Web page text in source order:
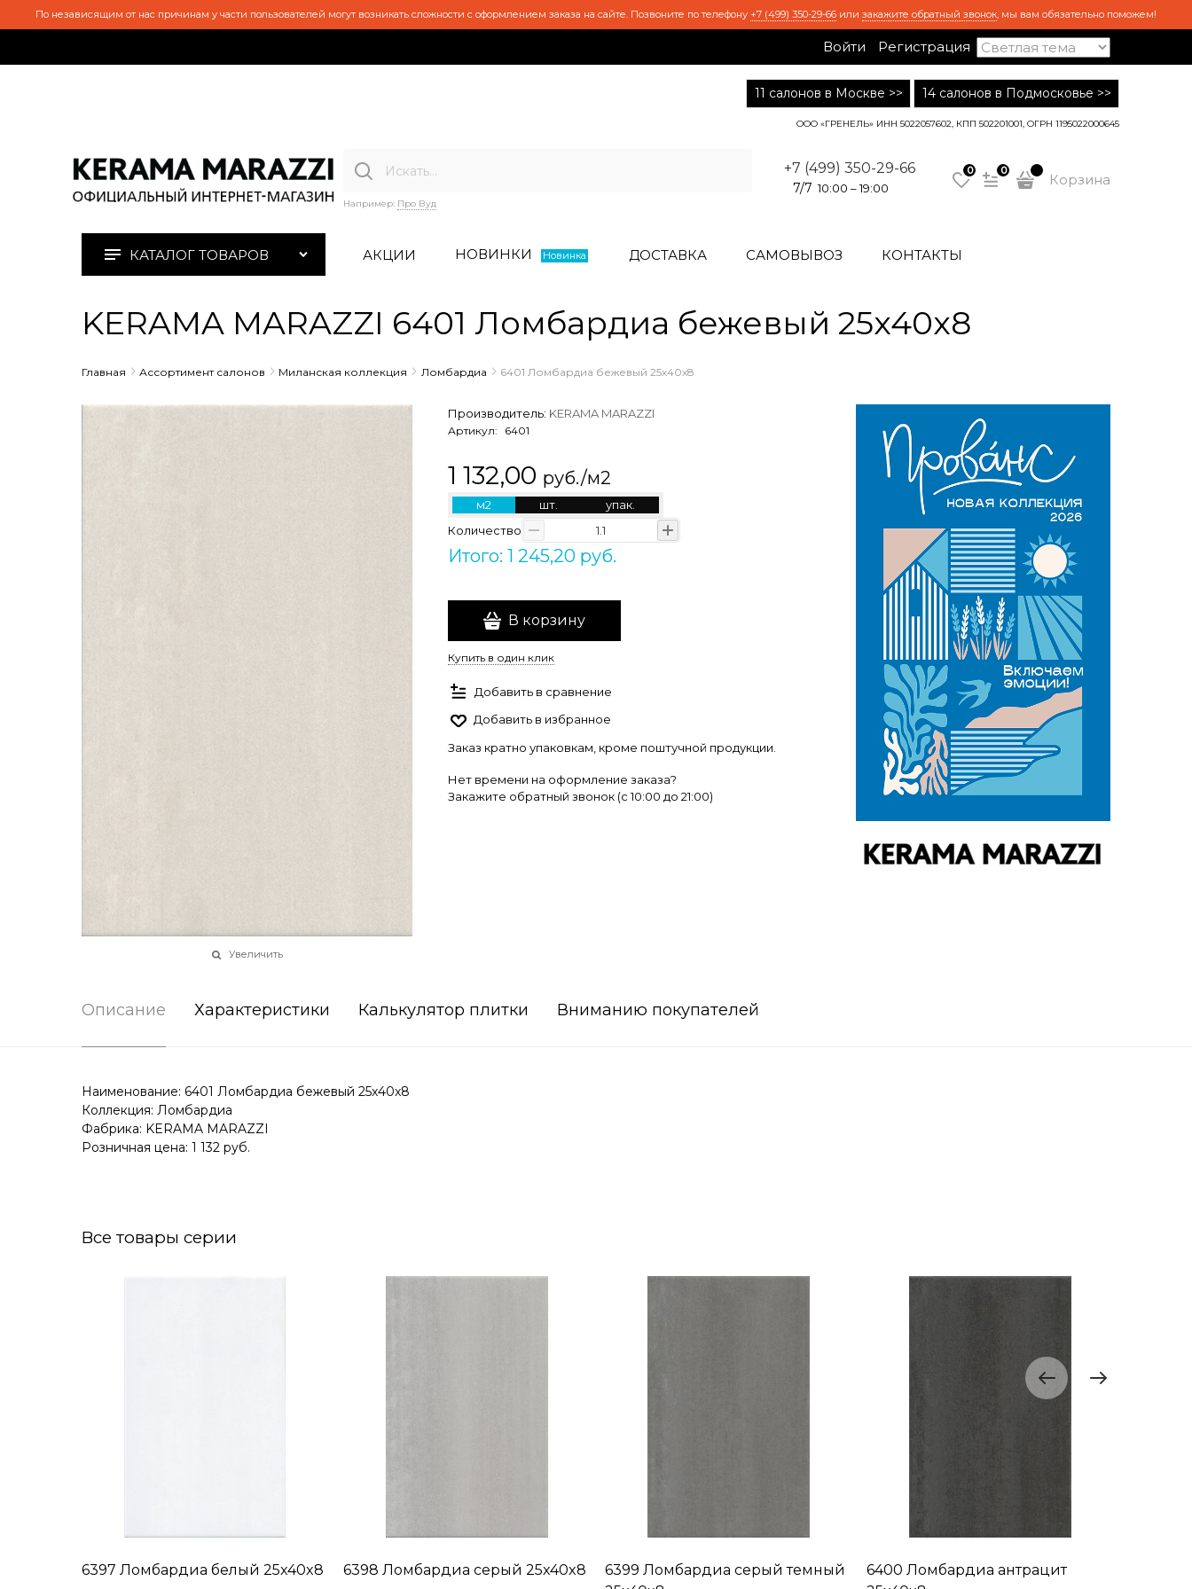
По независящим от нас причинам у части пользователей могут возникать сложности с оформлением заказа на сайте. Позвоните по телефону +7 (499) 350-29-66 или закажите обратный звонок, мы вам обязательно поможем!
Войти Регистрация
11 салонов в Москве >> 14 салонов в Подмосковье >>
ООО «ГРЕНЕЛЬ» ИНН 5022057602, КПП 502201001, ОГРН 1195022000645
Например: Про Вуд
+7 (499) 350-29-66
7/7 10:00 – 19:00
0 0
Корзина
КАТАЛОГ ТОВАРОВ АКЦИИ НОВИНКИ Новинка ДОСТАВКА САМОВЫВОЗ КОНТАКТЫ
KERAMA MARAZZI 6401 Ломбардиа бежевый 25x40x8
Главная Ассортимент салонов Миланская коллекция Ломбардиа 6401 Ломбардиа бежевый 25x40x8
Увеличить
Производитель: KERAMA MARAZZI
Артикул: 6401
1 132,00 руб./м2
м2 шт.
упак.
Количество
Итого: 1 245,20 руб.
В корзину
Купить в один клик
Добавить в сравнение
Добавить в избранное
Заказ кратно упаковкам, кроме поштучной продукции.
Нет времени на оформление заказа?
Закажите обратный звонок (c 10:00 до 21:00)
Описание Характеристики Калькулятор плитки Вниманию покупателей
Наименование: 6401 Ломбардиа бежевый 25x40x8
Коллекция: Ломбардиа
Фабрика: KERAMA MARAZZI
Розничная цена: 1 132 руб.
Все товары серии
6397 Ломбардиа белый 25x40x8 6398 Ломбардиа серый 25x40x8
6399 Ломбардиа серый темный
6400 Ломбардиа антрацит